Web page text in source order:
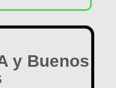
y Buenos